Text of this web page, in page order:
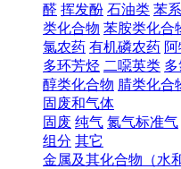
醛 挥发酚 石油类 苯
类化合物 苯胺类化合
氯农药 有机磷农药
多环芳烃 二噁英类
醇类化合物 腈类化合
固废和气体
固废 纯气 氮气标准气
组分 其它
金属及其化合物（水